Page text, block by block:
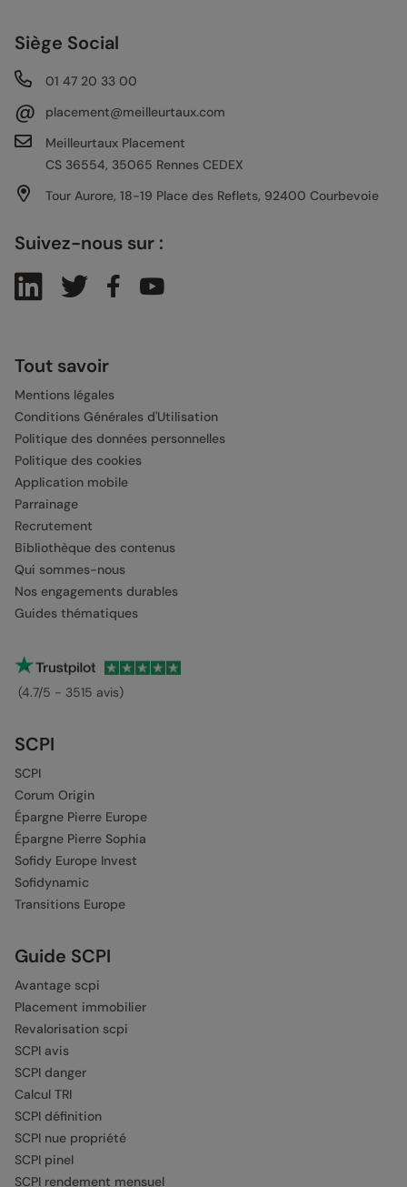
Siège Social
01 47 20 33 00
@
placement@meilleurtaux.com
Meilleurtaux Placement
CS 36554, 35065 Rennes CEDEX
Tour Aurore, 18-19 Place des Reflets, 92400 Courbevoie
Suivez-nous sur :
Tout savoir
Mentions légales
Conditions Générales d'Utilisation
Politique des données personnelles
Politique des cookies
Application mobile
Parrainage
Recrutement
Bibliothèque des contenus
Qui sommes-nous
Nos engagements durables
Guides thématiques
(4.7/5 - 3515 avis)
SCPI
SCPI
Corum Origin
Épargne Pierre Europe
Épargne Pierre Sophia
Sofidy Europe Invest
Sofidynamic
Transitions Europe
Guide SCPI
Avantage scpi
Placement immobilier
Revalorisation scpi
SCPI avis
SCPI danger
Calcul TRI
SCPI définition
SCPI nue propriété
SCPI pinel
SCPI rendement mensuel